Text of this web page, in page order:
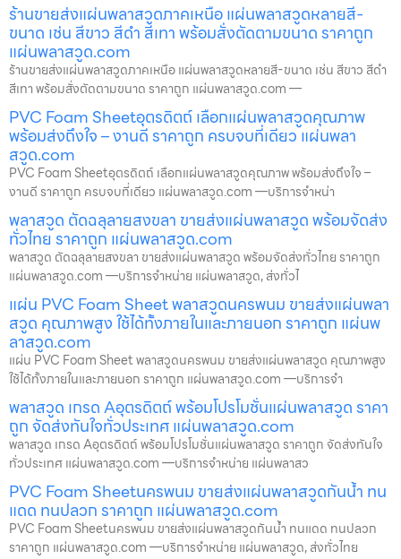
ร้านขายส่งแผ่นพลาสวูดภาคเหนือ แผ่นพลาสวูดหลายสี-
ขนาด เช่น สีขาว สีดำ สีเทา พร้อมสั่งตัดตามขนาด ราคาถูก
แผ่นพลาสวูด.com
ร้านขายส่งแผ่นพลาสวูดภาคเหนือ แผ่นพลาสวูดหลายสี-ขนาด เช่น สีขาว สีดำ
สีเทา พร้อมสั่งตัดตามขนาด ราคาถูก แผ่นพลาสวูด.com —
PVC Foam Sheetอุตรดิตถ์ เลือกแผ่นพลาสวูดคุณภาพ
พร้อมส่งถึงใจ – งานดี ราคาถูก ครบจบที่เดียว แผ่นพลา
สวูด.com
PVC Foam Sheetอุตรดิตถ์ เลือกแผ่นพลาสวูดคุณภาพ พร้อมส่งถึงใจ –
งานดี ราคาถูก ครบจบที่เดียว แผ่นพลาสวูด.com —บริการจำหน่า
พลาสวูด ตัดฉลุลายสงขลา ขายส่งแผ่นพลาสวูด พร้อมจัดส่ง
ทั่วไทย ราคาถูก แผ่นพลาสวูด.com
พลาสวูด ตัดฉลุลายสงขลา ขายส่งแผ่นพลาสวูด พร้อมจัดส่งทั่วไทย ราคาถูก
แผ่นพลาสวูด.com —บริการจำหน่าย แผ่นพลาสวูด, ส่งทั่วไ
แผ่น PVC Foam Sheet พลาสวูดนครพนม ขายส่งแผ่นพลา
สวูด คุณภาพสูง ใช้ได้ทั้งภายในและภายนอก ราคาถูก แผ่นพ
ลาสวูด.com
แผ่น PVC Foam Sheet พลาสวูดนครพนม ขายส่งแผ่นพลาสวูด คุณภาพสูง
ใช้ได้ทั้งภายในและภายนอก ราคาถูก แผ่นพลาสวูด.com —บริการจำ
พลาสวูด เกรด Aอุตรดิตถ์ พร้อมโปรโมชั่นแผ่นพลาสวูด ราคา
ถูก จัดส่งทันใจทั่วประเทศ แผ่นพลาสวูด.com
พลาสวูด เกรด Aอุตรดิตถ์ พร้อมโปรโมชั่นแผ่นพลาสวูด ราคาถูก จัดส่งทันใจ
ทั่วประเทศ แผ่นพลาสวูด.com —บริการจำหน่าย แผ่นพลาสว
PVC Foam Sheetนครพนม ขายส่งแผ่นพลาสวูดกันน้ำ ทน
แดด ทนปลวก ราคาถูก แผ่นพลาสวูด.com
PVC Foam Sheetนครพนม ขายส่งแผ่นพลาสวูดกันน้ำ ทนแดด ทนปลวก
ราคาถูก แผ่นพลาสวูด.com —บริการจำหน่าย แผ่นพลาสวูด, ส่งทั่วไทย